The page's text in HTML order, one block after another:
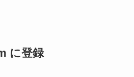
に登録